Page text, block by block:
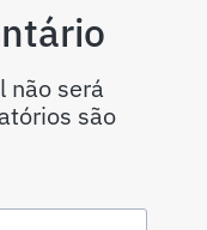
não será
são